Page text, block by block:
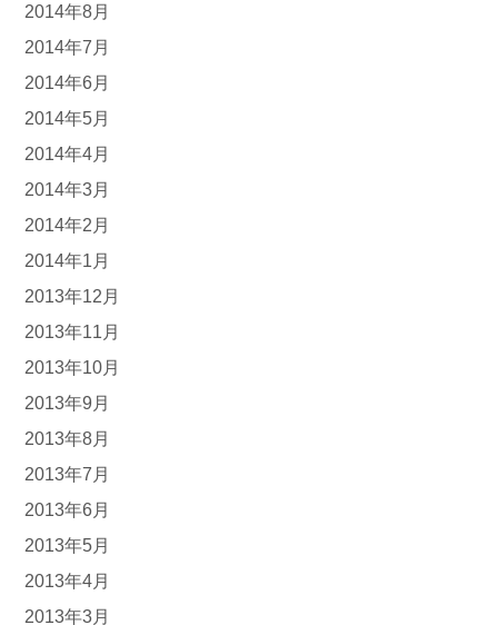
2014年8月
2014年7月
2014年6月
2014年5月
2014年4月
2014年3月
2014年2月
2014年1月
2013年12月
2013年11月
2013年10月
2013年9月
2013年8月
2013年7月
2013年6月
2013年5月
2013年4月
2013年3月